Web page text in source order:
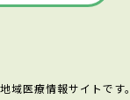
医療情報サイトです。